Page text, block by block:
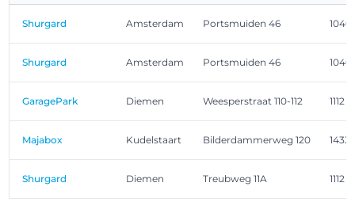
Shurgard Amsterdam Portsmuiden 46 1046
Shurgard Amsterdam Portsmuiden 46 1046
GaragePark Diemen Weesperstraat 110-112 1112
Majabox Kudelstaart Bilderdammerweg 120 1433
Shurgard Diemen Treubweg 11A 1112